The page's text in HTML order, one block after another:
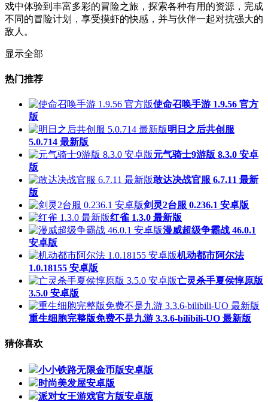
戏中体验到丰富多彩的冒险之旅，探索各种有用的资源，完成
不同的冒险计划，享受摸虾的快感，并与伙伴一起对抗强大的
敌人。
显示全部
热门推荐
使命召唤手游 1.9.56 官方
版
明日之后共创服
5.0.714 最新版
元气骑士9游版 8.3.0 安卓
版
敢达决战官服 6.7.11 最新
版
剑灵2台服 0.236.1 安卓版
红雀 1.3.0 最新版
漫威超级争霸战 46.0.1
安卓版
机动都市阿尔法
1.0.18155 安卓版
亡灵杀手夏侯惇原版
3.5.0 安卓版
重生细胞完整版免费不是九游 3.3.6-bilibili-UO 最新版
猜你喜欢
小小铁路无限金币版安卓版
时尚美发屋安卓版
派对女王游戏官方版安卓版